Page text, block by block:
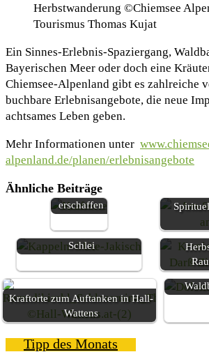
Herbstwanderung ©Chiemsee
Tourismus Thomas Kujat
Ein Sinnes-Erlebnis-Spaziergang,
Bayerischen Meer oder doch eine
Chiemsee-Alpenland gibt es zahlreiche
buchbare Erlebnisangebote, die neue
achtsames Leben geben.
Mehr Informationen unter
alpenland.de/planen/erlebnisangebote
Ähnliche Beiträge
Von Mensch
und Natur
Ewigkeit
erschaffen
Die schönsten Kraftorte
rund um Kappeln an der
Schlei
Kraftorte zum Auftanken in Hall-
Wattens
Tipp des Monats